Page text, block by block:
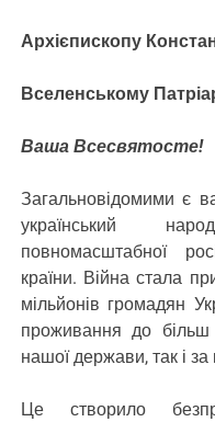
Архієпископу
Вселенському
Ваша Всесвятосте!
Загальновідомими є
український
повномасштабної
країни. Війна стала
мільйонів громадян
проживання до
нашої держави, так і за
Це створило